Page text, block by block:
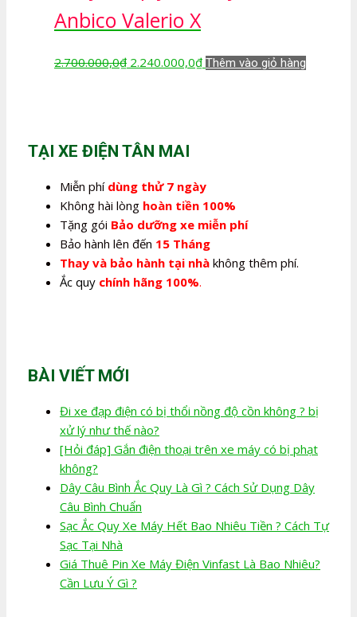
Anbico Valerio X
2.700.000,0₫ Giá
2.240.000,0₫Giá
Thêm vào giỏ hàng
TẠI XE ĐIỆN TÂN MAI
Miễn phí dùng thử 7 ngày
Không hài lòng hoàn tiền 100%
Tặng gói Bảo dưỡng xe miễn phí
Bảo hành lên đến 15 Tháng
Thay và bảo hành tại nhà không thêm phí.
Ắc quy chính hãng 100%.
BÀI VIẾT MỚI
Đi xe đạp điện có bị thổi nồng độ cồn không ? bị
xử lý như thế nào?
[Hỏi đáp] Gắn điện thoại trên xe máy có bị phạt
không?
Dây Câu Bình Ắc Quy Là Gì ? Cách Sử Dụng Dây
Câu Bình Chuẩn
Sạc Ắc Quy Xe Máy Hết Bao Nhiêu Tiền ? Cách Tự
Sạc Tại Nhà
Giá Thuê Pin Xe Máy Điện Vinfast Là Bao Nhiêu?
Cần Lưu Ý Gì ?